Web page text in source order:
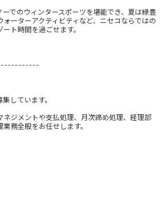
でのウィンタースポーツを堪能でき、夏は緑豊
ーターアクティビティなど、ニセコならではの
ト時間を過ごせます。
しています。
ネジメントや支払処理、月次締め処理、経理部
務全般をお任せします。